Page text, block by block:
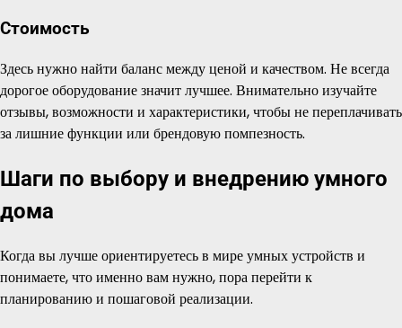
Стоимость
Здесь нужно найти баланс между ценой и качеством. Не всегда
дорогое оборудование значит лучшее. Внимательно изучайте
отзывы, возможности и характеристики, чтобы не переплачивать
за лишние функции или брендовую помпезность.
Шаги по выбору и внедрению умного
дома
Когда вы лучше ориентируетесь в мире умных устройств и
понимаете, что именно вам нужно, пора перейти к
планированию и пошаговой реализации.